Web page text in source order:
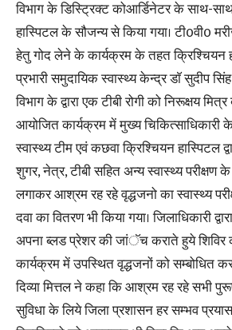
विभाग के डिस्ट्रिक्ट कोआर्डिनेटर के साथ-
हास्पिटल के सौजन्य से किया गया। टी0वी0
हेतु गोद लेने के कार्यक्रम के तहत क्रिश्चियन
प्रभारी समुदायिक स्वास्थ्य केन्द्र डाॅ सुदीप
विभाग के द्वारा एक टीबी रोगी को निरूक्षय
आयोजित कार्यक्रम में मुख्य
स्वास्थ्य टीम एवं कछवा क्रिश्चियन हास्पिटल
शुगर, नेत्र, टीबी सहित अन्य स्वास्थ्य परीक्षण
लगाकर आश्रम रह रहे वृद्धजनो का स्वास्थ्य
दवा का वितरण भी किया गया। जिलाधिकारी
अपना ब्लड प्रेशर की जांॅच कराते हुये शिविर
कार्यक्रम में उपस्थित वृद्धजनों को सम्बोधित
दिव्या मित्तल ने कहा कि आश्रम रह रहे सभी
सुविधा के लिये जिला प्रशासन हर सम्भव